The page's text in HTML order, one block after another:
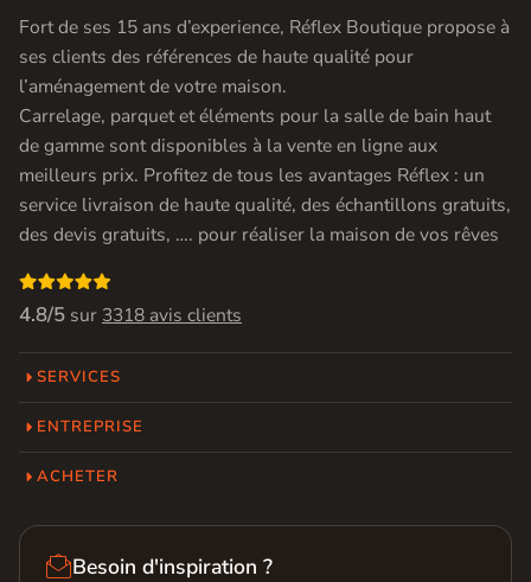
Fort de ses 15 ans d’experience, Réflex Boutique propose à
ses clients des références de haute qualité pour
l’aménagement de votre maison.
Carrelage, parquet et éléments pour la salle de bain haut
de gamme sont disponibles à la vente en ligne aux
meilleurs prix. Profitez de tous les avantages Réflex : un
service livraison de haute qualité, des échantillons gratuits,
des devis gratuits, …. pour réaliser la maison de vos rêves

4.8/5 sur 3318 avis clients
SERVICES
ENTREPRISE
ACHETER
Besoin d'inspiration ?